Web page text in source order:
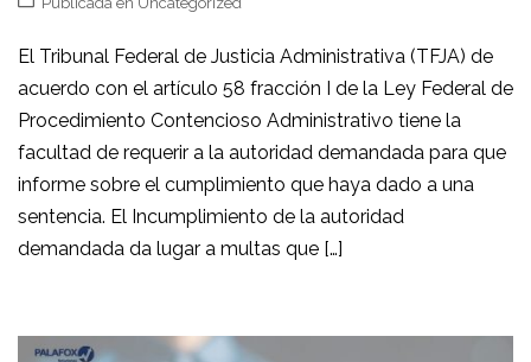
El Tribunal Federal de Justicia Administrativa (TFJA) de
acuerdo con el artículo 58 fracción I de la Ley Federal de
Procedimiento Contencioso Administrativo tiene la
facultad de requerir a la autoridad demandada para que
informe sobre el cumplimiento que haya dado a una
sentencia. El Incumplimiento de la autoridad
demandada da lugar a multas que […]